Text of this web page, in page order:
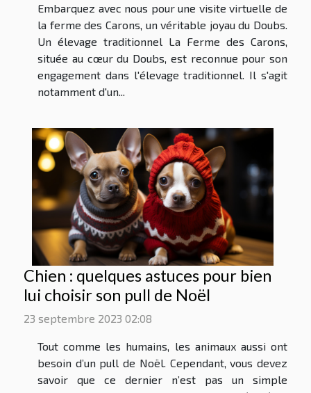
Embarquez avec nous pour une visite virtuelle de
la ferme des Carons, un véritable joyau du Doubs.
Un élevage traditionnel La Ferme des Carons,
située au cœur du Doubs, est reconnue pour son
engagement dans l'élevage traditionnel. Il s'agit
notamment d'un...
Chien : quelques astuces pour bien
lui choisir son pull de Noël
23 septembre 2023 02:08
Tout comme les humains, les animaux aussi ont
besoin d’un pull de Noël. Cependant, vous devez
savoir que ce dernier n’est pas un simple